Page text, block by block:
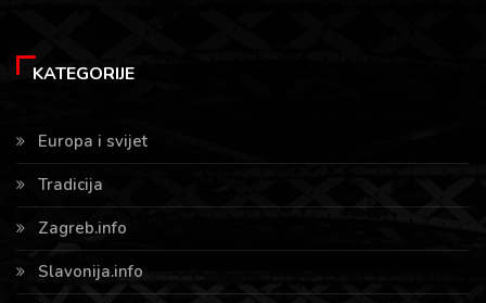
KATEGORIJE
Europa i svijet
Tradicija
Zagreb.info
Slavonija.info